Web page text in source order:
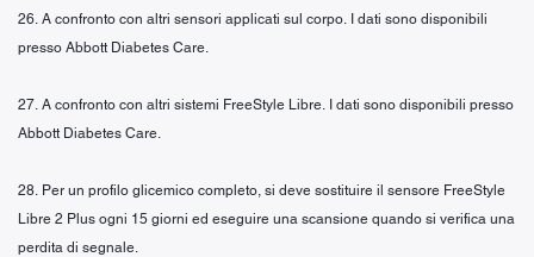
26. A confronto con altri sensori applicati sul corpo. I dati sono disponibili
presso Abbott Diabetes Care.
27. A confronto con altri sistemi FreeStyle Libre. I dati sono disponibili presso
Abbott Diabetes Care.
28. Per un profilo glicemico completo, si deve sostituire il sensore FreeStyle
Libre 2 Plus ogni 15 giorni ed eseguire una scansione quando si verifica una
perdita di segnale.